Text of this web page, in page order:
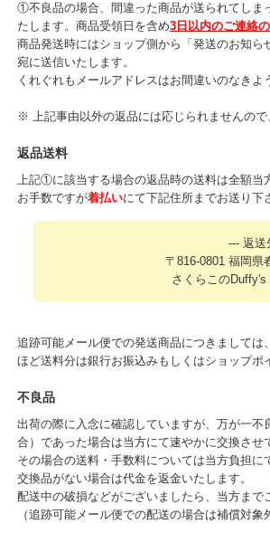
①不良品の場合、間違った商品が送られてしま
たします。商品受領日を含め3日以内のご連絡
商品発送時にはショップ側から「発送のお知
宛に送信いたします。
くれぐれもメールアドレスはお間違いのなきよ
※ 上記事由以外の返品には応じられませんので
返品送料
上記①に該当する場合の返品時の送料は全額当
お手数ですが着払いにて下記住所までお送り下
--- 返送
〒816-0801 福岡県
さくらこの
追跡可能メール便での発送商品につきまして
ほど送料分は銀行お振込みもしくはショップポ
不良品
出荷の際に入念に確認していますが、万が一
合）であった場合は当方にて速やかに交換させ
その場合の送料・手数料については当方負担に
交換品がない場合は代金を返金いたします。
配送中の破損などがございましたら、当方まで
（追跡可能メール便での配送の場合は補償対象